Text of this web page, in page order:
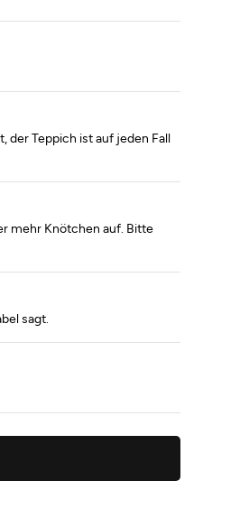
der Teppich ist auf jeden Fall
mehr Knötchen auf. Bitte
sagt.